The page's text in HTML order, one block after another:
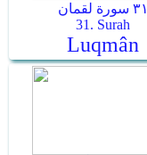
٣١ سورة لقمان
31. Surah
Luqmân